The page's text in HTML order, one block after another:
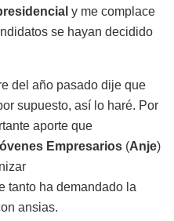
y me complace
se hayan decidido
del año pasado dije que
supuesto, así lo haré. Por
aporte que
Empresarios (Anje)
tanto ha demandado la
ansias.